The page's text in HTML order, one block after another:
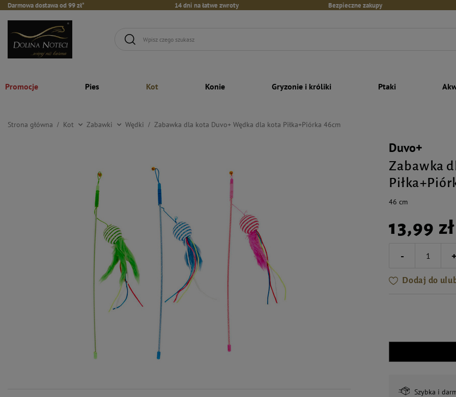
Darmowa dostawa od 99 zł* 14 dni na łatwe zwroty Bezpieczne zakupy
Promocje Pies Kot Konie Gryzonie i króliki Ptaki
Strona główna Kot Zabawki Wędki Zabawka dla kota Duvo+ Wędka dla kota Piłka+Piórka 46cm
Duvo+
Zabawka
46 cm
13,99 zł
-
Dodaj do
Szybka i